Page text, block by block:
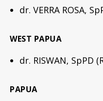
dr. VERRA ROSA,
WEST PAPUA
dr. RISWAN, SpPD
PAPUA